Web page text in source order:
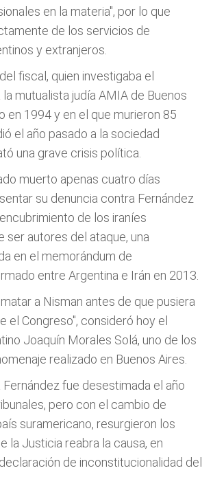
en la materia", por lo que
de los servicios de
y extranjeros.
fiscal, quien investigaba el
mutualista judía AMIA de Buenos
en 1994 y en el que murieron 85
el año pasado a la sociedad
una grave crisis política.
muerto apenas cuatro días
su denuncia contra Fernández
de los iraníes
ser autores del ataque, una
en el memorándum de
entre Argentina e Irán en 2013.
a Nisman antes de que pusiera
el Congreso", consideró hoy el
Joaquín Morales Solá, uno de los
realizado en Buenos Aires.
fue desestimada el año
pero con el cambio de
suramericano, resurgieron los
la Justicia reabra la causa, en
de inconstitucionalidad del